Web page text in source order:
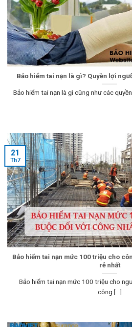
Bảo hiểm tai nạn là gì? Quyền lợi
Bảo hiểm tai nạn là gì cũng như các
Bảo hiểm tai nạn mức 100 triệu cho
rẻ nhất
Bảo hiểm tai nạn mức 100 triệu cho
công [...]
21
Th7